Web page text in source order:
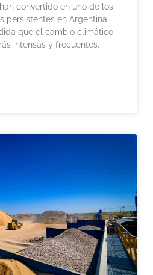
convertido en uno de los
persistentes en Argentina,
que el cambio climático
intensas y frecuentes.